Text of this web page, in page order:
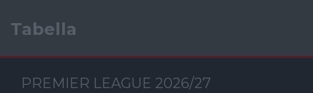
Tabella
PREMIER LEAGUE 2026/27